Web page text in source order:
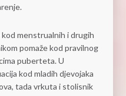
menstrualnih i drugih
pomaže kod pravilnog
puberteta. U
kod mladih djevojaka
tada vrkuta i stolisnik